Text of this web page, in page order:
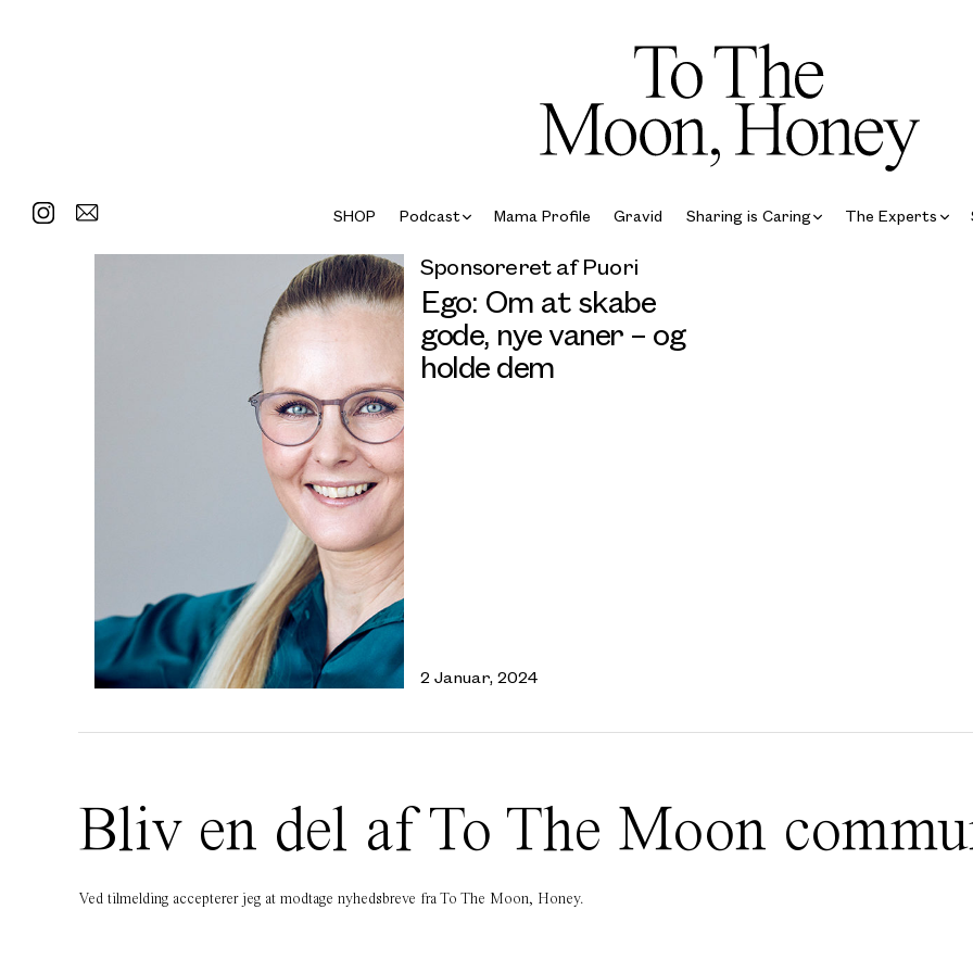
SHOP Podcast Mama Profile Gravid Sharing is Caring The Experts
Sponsoreret af Puori
Ego: Om at skabe
gode, nye vaner – og
holde dem
2 Januar, 2024
Bliv en del af To The Moon
Ved tilmelding accepterer jeg at modtage nyhedsbreve fra To The Moon, Honey.